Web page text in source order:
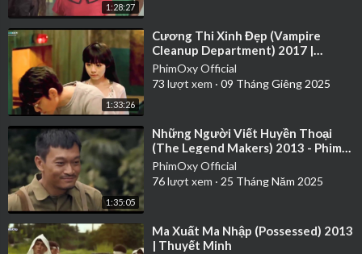
1:28:27
1:33:26
⁣Cương Thi Xinh Đẹp (Vampire
Cleanup Department) 2017 |
Thuyết Minh
PhimOxy Official
73 lượt xem · 09 Tháng Giêng 2025
1:35:05
⁣Những Người Viết Huyền Thoại
(The Legend Makers) 2013 - Phim
chiến tranh Việt Nam hay nhất
PhimOxy Official
76lượt xem · 25 Tháng Năm 2025
⁣Ma Xuất Ma Nhập (Possessed) 2013
| Thuyết Minh